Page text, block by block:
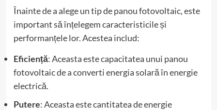
Înainte de a alege un tip de panou fotovoltaic, este
important să înțelegem caracteristicile și
performanțele lor. Acestea includ:
Eficiență: Aceasta este capacitatea unui panou
fotovoltaic de a converti energia solară în energie
electrică.
Putere: Aceasta este cantitatea de energie